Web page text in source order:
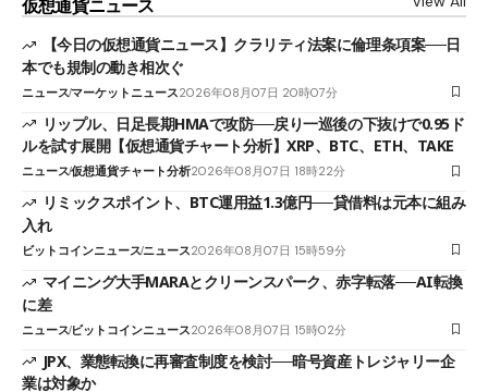
仮想通貨ニュース
【今日の仮想通貨ニュース】クラリティ法案に倫理条項案──日
本でも規制の動き相次ぐ
ニュースマーケットニュース2026年08月07日 20時07分
リップル、日足長期HMAで攻防──戻り一巡後の下抜けで0.95ド
ルを試す展開【仮想通貨チャート分析】XRP、BTC、ETH、TAKE
ニュース仮想通貨チャート分析2026年08月07日 18時22分
リミックスポイント、BTC運用益1.3億円──貸借料は元本に組み
入れ
ビットコインニュースニュース2026年08月07日 15時59分
マイニング大手MARAとクリーンスパーク、赤字転落──AI転換
に差
ニュースビットコインニュース2026年08月07日 15時02分
JPX、業態転換に再審査制度を検討──暗号資産トレジャリー企
業は対象か